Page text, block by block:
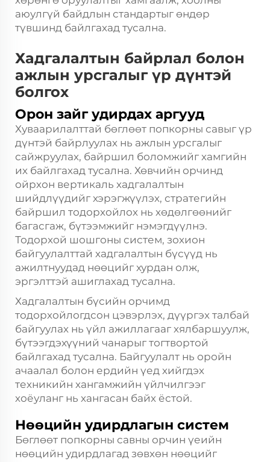
аюулгүй байдлын стандартыг өндөр
түвшинд байлгахад тусална.
Хадгалалтын байрлал болон
ажлын урсгалыг үр дүнтэй
болгох
Орон зайг удирдах аргууд
Хуваарилалттай бөглөөт попкорны савыг үр
дүнтэй байрлуулах нь ажлын урсгалыг
сайжруулах, байршил боломжийг хамгийн
их байлгахад тусална. Хөвчийн орчинд
ойрхон вертикаль хадгалалтын
шийдлүүдийг хэрэгжүүлэх, стратегийн
байршил тодорхойлох нь хөдөлгөөнийг
багасгаж, бүтээмжийг нэмэгдүүлнэ.
Тодорхой шошгоны систем, зохион
байгуулалттай хадгалалтын бүсүүд нь
ажилтнуудад нөөцийг хурдан олж,
эргэлттэй ашиглахад тусална.
Хадгалалтын бүсийн орчимд
тодорхойлогдсон цэвэрлэх, дүүргэх талбай
байгуулах нь үйл ажиллагааг хялбаршуулж,
бүтээгдэхүүний чанарыг тогтвортой
байлгахад тусална. Байгуулалт нь оройн
ачаалал болон ердийн үед хийгдэх
техникийн хангамжийн үйлчилгээг
хоёуланг нь хангасан байх ёстой.
Нөөцийн удирдлагын систем
Бөглөөт попкорны савны орчин үеийн
нөөцийн удирдлагад зөвхөн нөөцийг